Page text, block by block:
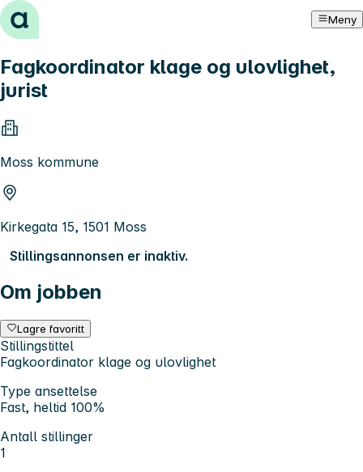
Hopp til innhold Meny
Fagkoordinator klage og ulovlighet,
jurist
Moss kommune
Kirkegata 15, 1501 Moss
Stillingsannonsen er inaktiv.
Om jobben
Lagre favoritt
Stillingstittel
Fagkoordinator klage og ulovlighet
Type ansettelse
Fast, heltid 100%
Antall stillinger
1